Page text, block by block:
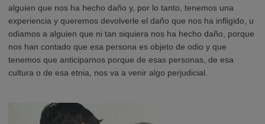
alguien que nos ha hecho daño y, por lo tanto, tenemos una
experiencia y queremos devolverle el daño que nos ha infligido, u
odiamos a alguien que ni tan siquiera nos ha hecho daño, porque
nos han contado que esa persona es objeto de odio y que
tenemos que anticiparnos porque de esas personas, de esa
cultura o de esa etnia, nos va a venir algo perjudicial.